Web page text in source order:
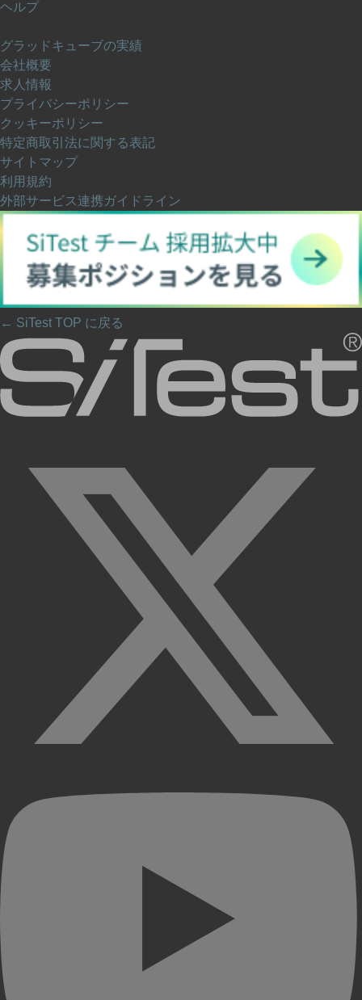
ヘルプ
グラッドキューブの実績
会社概要
求人情報
プライバシーポリシー
クッキーポリシー
特定商取引法に関する表記
サイトマップ
利用規約
外部サービス連携ガイドライン
← SiTest TOP に戻る